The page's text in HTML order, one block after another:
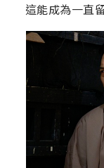
這能成為一直